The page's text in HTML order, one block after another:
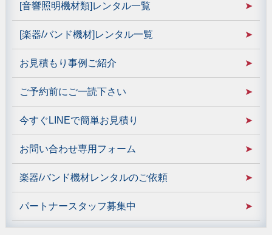
[音響照明機材類]レンタル一覧
[楽器/バンド機材]レンタル一覧
お見積もり事例ご紹介
ご予約前にご一読下さい
今すぐLINEで簡単お見積り
お問い合わせ専用フォーム
楽器/バンド機材レンタルのご依頼
パートナースタッフ募集中